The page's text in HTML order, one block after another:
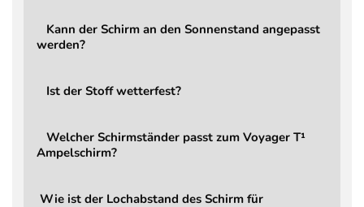
Kippbar
Ja (rückwärts)
Kraftaufwand
Gewicht Schirm
20,5 kg
Garantie
2 Jahre
Kann der Schirm an den Sonnenstand angepasst
werden?
Ist der Stoff wetterfest?
Welcher Schirmständer passt zum Voyager T¹
Ampelschirm?
Wie ist der Lochabstand des Schirm für